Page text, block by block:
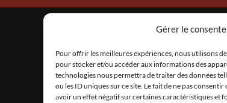
Gérer le
Pour offrir les meilleures expériences, nous utilisons
pour stocker et/ou accéder aux informations des
technologies nous permettra de traiter des données
ou les ID uniques sur ce site. Le fait de ne pas
avoir un effet négatif sur certaines caractéristiques et